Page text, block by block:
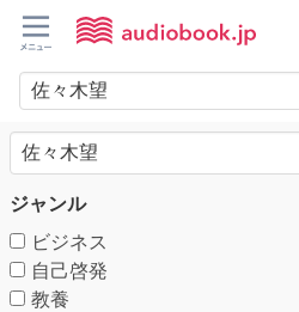
ジャンル
ビジネス
自己啓発
教養